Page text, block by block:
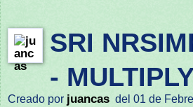
SRI
-
Creado por juancas del 01 de